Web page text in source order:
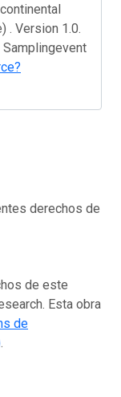
. Version 1.0.
derechos de
de este
Esta obra
de
.